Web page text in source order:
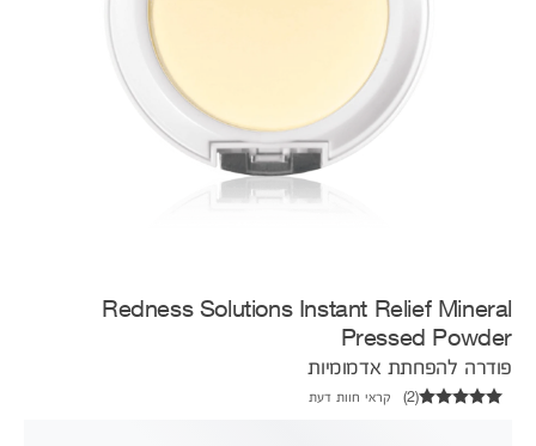
Redness Solutions Instant Relief Mineral
Pressed Powder
פודרה להפחתת אדמומיות
(
2
) קראי חוות דעת